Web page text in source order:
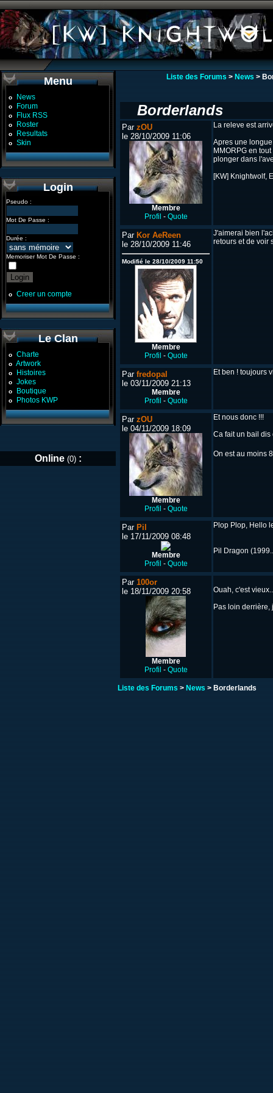
Menu
o News
o Forum
o Flux RSS
o Roster
o Resultats
o Skin
Login
Pseudo :
Mot De Passe :
Durée :
Memoriser Mot De Passe :
o Creer un compte
Le Clan
o Charte
o Artwork
o Histoires
o Jokes
o Boutique
o Photos KWP
Online (0):
Liste des Forums>News>
Borderlands
Par zOU
le 28/10/2009 11:06
Membre
Profil - Quote
La releve est
Apres une
MMORPG en
plonger dans
[KW] Knightwolf,
Par Kor AeReen
le 28/10/2009 11:46
Modifié le 28/10/2009 11:50
Membre
Profil - Quote
J'aimerai bien
retours et de voir
Par fredopal
le 03/11/2009 21:13
Membre
Profil - Quote
Et ben ! toujours
Par zOU
le 04/11/2009 18:09
Membre
Profil - Quote
Et nous donc !!!
Ca fait un bail dis
On est au moins
Par Pil
le 17/11/2009 08:48
Membre
Profil - Quote
Plop Plop, Hello
Pil Dragon
Par 100or
le 18/11/2009 20:58
Membre
Profil - Quote
Ouah, c'est
Pas loin
Liste des Forums>News> Borderlands